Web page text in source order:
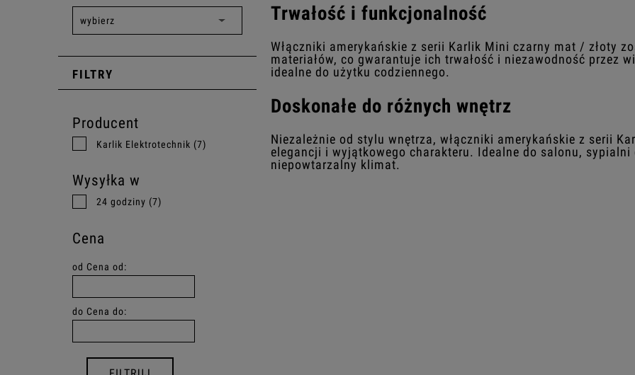
FILTRY
Producent
Karlik Elektrotechnik (7)
Wysyłka w
24 godziny (7)
Cena
od Cena od:
do Cena do:
Trwałość i funkcjonalność
Włączniki amerykańskie z serii Karlik Mini czarny mat / złoty
materiałów, co gwarantuje ich trwałość i niezawodność przez
idealne do użytku codziennego.
Doskonałe do różnych wnętrz
Niezależnie od stylu wnętrza, włączniki amerykańskie z serii
elegancji i wyjątkowego charakteru. Idealne do salonu,
niepowtarzalny klimat.